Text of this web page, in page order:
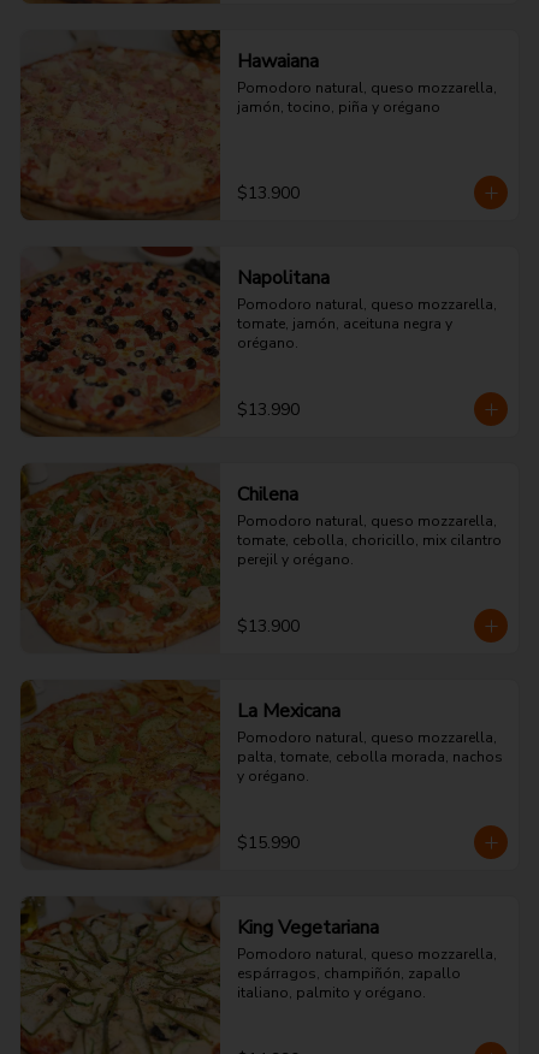
Hawaiana
Pomodoro natural, queso mozzarella,
jamón, tocino, piña y orégano
$13.900
Napolitana
Pomodoro natural, queso mozzarella,
tomate, jamón, aceituna negra y
orégano.
$13.990
Chilena
Pomodoro natural, queso mozzarella,
tomate, cebolla, choricillo, mix cilantro
perejil y orégano.
$13.900
La Mexicana
Pomodoro natural, queso mozzarella,
palta, tomate, cebolla morada, nachos
y orégano.
$15.990
King Vegetariana
Pomodoro natural, queso mozzarella,
espárragos, champiñón, zapallo
italiano, palmito y orégano.